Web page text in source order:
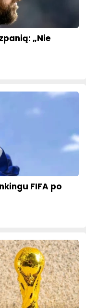
„Nie
FIFA po